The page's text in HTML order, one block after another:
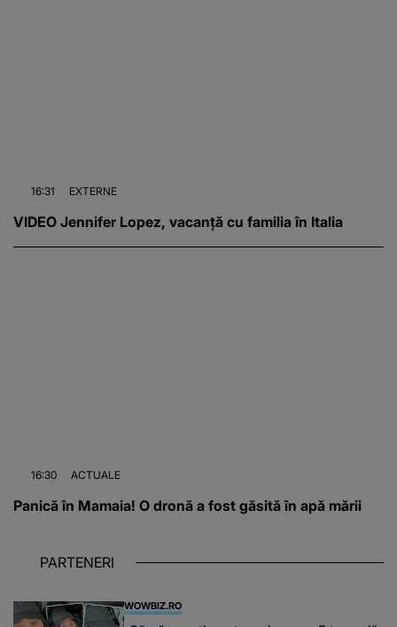
16:31 EXTERNE
VIDEO Jennifer Lopez, vacanță cu familia în Italia
16:30 ACTUALE
Panică în Mamaia! O dronă a fost găsită în apă mării
PARTENERI
WOWBIZ.RO